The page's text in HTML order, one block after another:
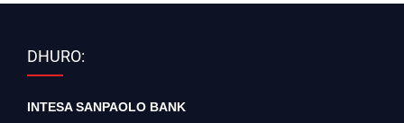
DHURO:
INTESA SANPAOLO BANK